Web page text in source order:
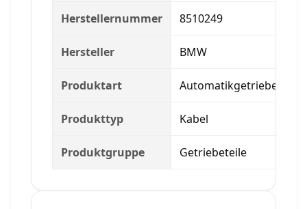
Herstellernummer 8510249
Hersteller BMW
Produktart Automatikgetriebe
Produkttyp Kabel
Produktgruppe Getriebeteile